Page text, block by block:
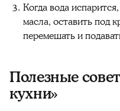
Когда вода
масла, оставить под
перемешать и
Полезные
кухни»